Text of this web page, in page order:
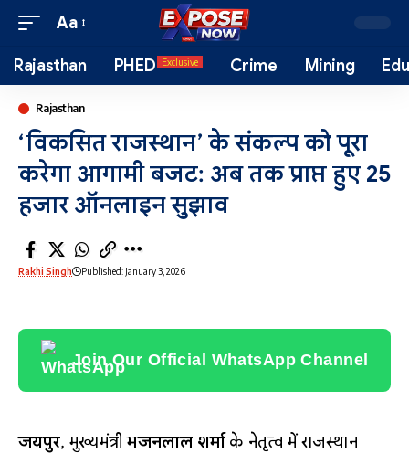
Aa
Rajasthan PHED Exclusive Crime Mining
Rajasthan
‘विकसित राजस्थान’ के संकल्प को पूरा
करेगा आगामी बजट: अब तक प्राप्त हुए 25
हजार ऑनलाइन सुझाव
Rakhi Singh Published: January 3, 2026
Join Our Official WhatsApp Channel
जयपुर, मुख्यमंत्रीभजनलाल शर्माके नेतृत्व में राजस्थान